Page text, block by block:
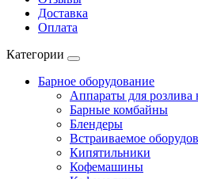
Доставка
Оплата
Категории
Барное оборудование
Аппараты для розлива
Барные комбайны
Блендеры
Встраиваемое
Кипятильники
Кофемашины